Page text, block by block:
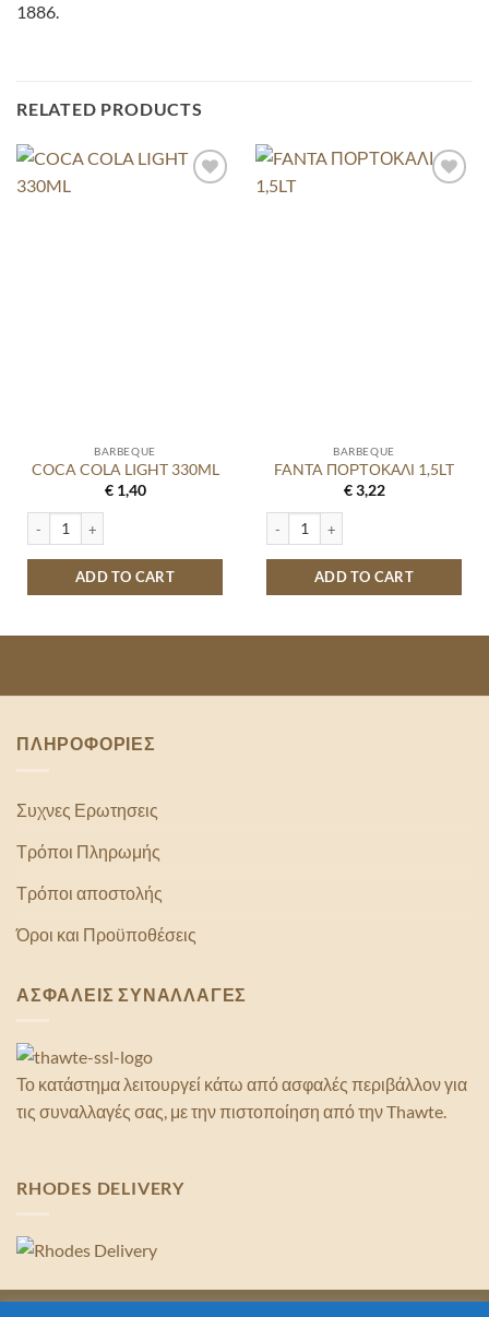
1886.
RELATED PRODUCTS
BARBEQUE
COCA COLA LIGHT 330ML
€1,40
COCA COLA LIGHT 330ML quantity
ADD TO CART
BARBEQUE
FANTA ΠΟΡΤΟΚΑΛΙ 1,5LT
€3,22
FANTA ΠΟΡΤΟΚΑΛΙ 1,5LT quantity
ADD TO CART
ΠΛΗΡΟΦΟΡΙΕΣ
Συχνες Ερωτησεις
Τρόποι Πληρωμής
Τρόποι αποστολής
Όροι και Προϋποθέσεις
ΑΣΦΑΛΕΙΣ ΣΥΝΑΛΛΑΓΕΣ
Το κατάστημα λειτουργεί κάτω από ασφαλές περιβάλλον για
τις συναλλαγές σας, με την πιστοποίηση από την Thawte.
RHODES DELIVERY